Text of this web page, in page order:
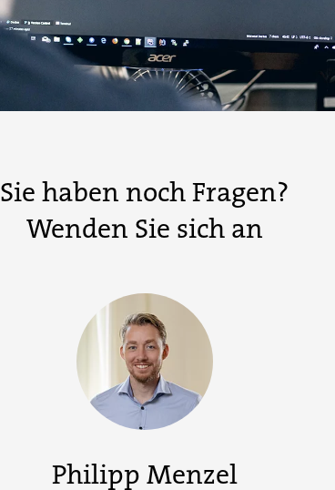
Sie haben noch Fragen?
Wenden Sie sich an
Philipp Menzel